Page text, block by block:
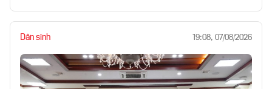
Dân sinh 19:08, 07/08/2026